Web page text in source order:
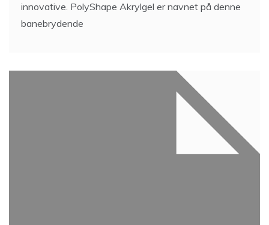
innovative. PolyShape Akrylgel er navnet på denne
banebrydende